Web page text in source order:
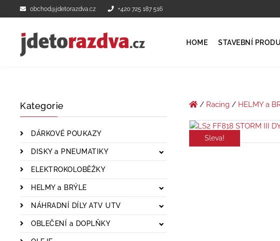
obchod@jdetorazdva.cz +420 725 187 516
HOME STAVEBNÍ
Kategorie
DÁRKOVÉ POUKAZY
DISKY a PNEUMATIKY
ELEKTROKOLOBĚŽKY
HELMY a BRÝLE
NÁHRADNÍ DÍLY ATV UTV
OBLEČENÍ a DOPLŇKY
/ Racing/ HELMY a
Sleva!